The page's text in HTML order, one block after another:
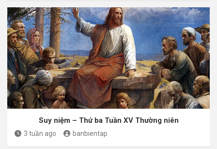
Suy niệm – Thứ ba Tuần XV Thường niên
3 tuần ago banbientap